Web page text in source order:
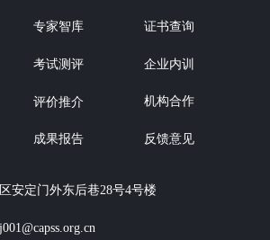
专家智库
考试测评
评价推介
成果报告
证书查询
企业内训
机构合作
反馈意见
安定门外东后巷28号4号楼